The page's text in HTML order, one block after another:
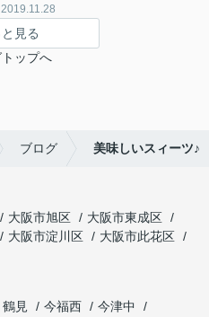
2019.11.28
見る
ップへ
ブログ 美味しいスィーツ♪
大阪市旭区
大阪市東成区
大阪市淀川区
大阪市此花区
鶴見 今福西
今津中